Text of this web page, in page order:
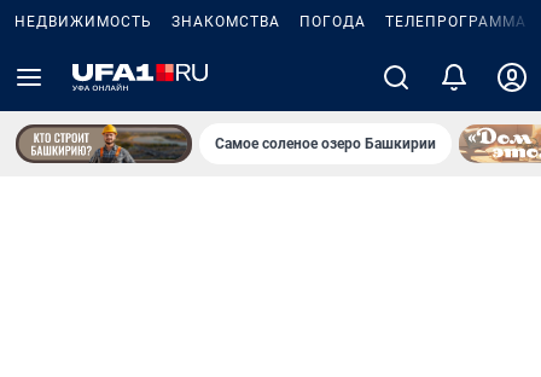
НЕДВИЖИМОСТЬ ЗНАКОМСТВА ПОГОДА ТЕЛЕПРОГРАММА
Самое соленое озеро Башкирии